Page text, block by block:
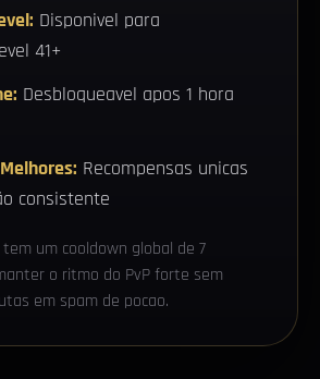
Disponivel para
41+
Desbloqueavel apos 1 hora
Recompensas unicas
consistente
um cooldown global de 7
o ritmo do PvP forte sem
em spam de pocao.